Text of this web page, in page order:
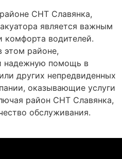
СНТ Славянка,
является важным
комфорта водителей.
этом районе,
надежную помощь в
других непредвиденных
оказывающие услуги
район СНТ Славянка,
обслуживания.